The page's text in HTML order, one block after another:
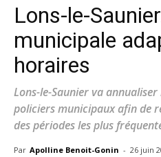
Lons-le-
municipale
horaires
Lons-le-Saunier va
policiers municipaux afin de
des périodes les plus
Par Apolline Benoit-Gonin - 26 juin